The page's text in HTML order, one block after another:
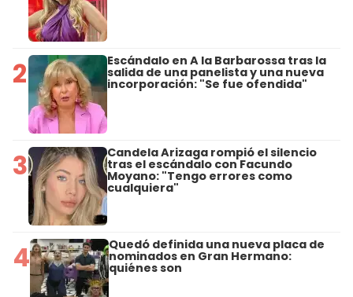
2 Escándalo en A la Barbarossa tras la
salida de una panelista y una nueva
incorporación: "Se fue ofendida"
3 Candela Arizaga rompió el silencio
tras el escándalo con Facundo
Moyano: "Tengo errores como
cualquiera"
4 Quedó definida una nueva placa de
nominados en Gran Hermano:
quiénes son